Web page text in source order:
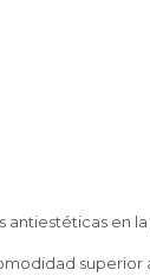
antiestéticas en
superior